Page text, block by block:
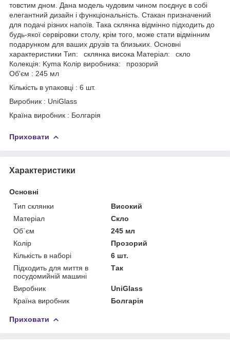
товстим дном. Дана модель чудовим чином поєднує в собі
елегантний дизайн і функціональність. Стакан призначений
для подачі різних напоїв. Така склянка відмінно підходить до
будь-якої сервіровки столу, крім того, може стати відмінним
подарунком для ваших друзів та близьких. Основні
характеристики Тип: склянка висока Матеріал: скло
Колекція: Kyma Колір виробника: прозорий
Об'єм : 245 мл
Кількість в упаковці : 6 шт.
Виробник : UniGlass
Країна виробник : Болгарія
Приховати
Характеристики
Основні
Тип склянки
Високий
Матеріал
Скло
Об`єм
245 мл
Колір
Прозорий
Кількість в наборі
6 шт.
Підходить для миття в
посудомийній машині
Так
Виробник
UniGlass
Країна виробник
Болгарія
Приховати